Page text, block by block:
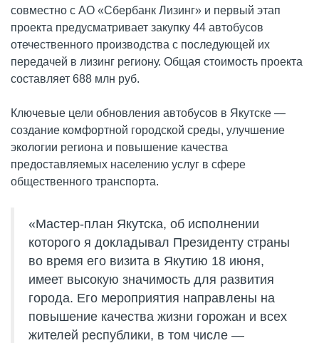
совместно с АО «Сбербанк Лизинг» и первый этап
проекта предусматривает закупку 44 автобусов
отечественного производства с последующей их
передачей в лизинг региону. Общая стоимость проекта
составляет 688 млн руб.
Ключевые цели обновления автобусов в Якутске —
создание комфортной городской среды, улучшение
экологии региона и повышение качества
предоставляемых населению услуг в сфере
общественного транспорта.
«Мастер-план Якутска, об исполнении
которого я докладывал Президенту страны
во время его визита в Якутию 18 июня,
имеет высокую значимость для развития
города. Его мероприятия направлены на
повышение качества жизни горожан и всех
жителей республики, в том числе —